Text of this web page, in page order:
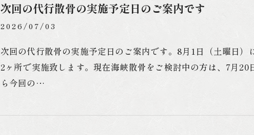
次回の代行散骨の実施予定日のご案内です
2026/07/03
次回の代行散骨の実施予定日のご案内です。8月1日（土曜日）
2ヶ所で実施致します。現在海峡散骨をご検討中の方は、7月20
ら今回の…